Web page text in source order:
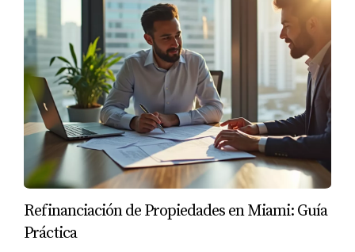
decisiones informadas. No dudes en
comunicarte conmigo si necesitas más
detalles.
Preguntas Frecuentes
¿Qué es un préstamo FHA?
Es un tipo de préstamo hipotecario asegurado por la
Administración Federal de Vivienda que permite pagos
iniciales bajos y requisitos crediticios más flexibles.
¿Qué programas estatales existen en Florida?
Refinanciación de Propiedades en Miami: Guía
Práctica